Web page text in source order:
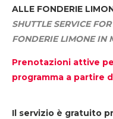
ALLE FONDERIE
SHUTTLE SERVICE
FONDERIE LIMONE IN
Prenotazioni attive
programma a partire
Il servizio è gratuito